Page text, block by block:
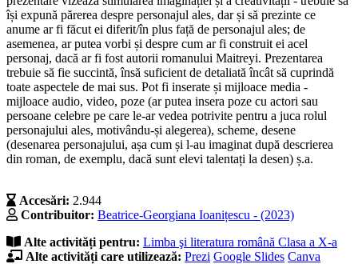
își expună părerea despre personajul ales, dar și să prezinte ce
anume ar fi făcut ei diferit/în plus față de personajul ales; de
asemenea, ar putea vorbi și despre cum ar fi construit ei acel
personaj, dacă ar fi fost autorii romanului Maitreyi. Prezentarea
trebuie să fie succintă, însă suficient de detaliată încât să cuprindă
toate aspectele de mai sus. Pot fi inserate și mijloace media -
mijloace audio, video, poze (ar putea insera poze cu actori sau
persoane celebre pe care le-ar vedea potrivite pentru a juca rolul
personajului ales, motivându-și alegerea), scheme, desene
(desenarea personajului, așa cum și l-au imaginat după descrierea
din roman, de exemplu, dacă sunt elevi talentați la desen) ș.a.
Accesări: 2.944
Contribuitor: Beatrice-Georgiana Ioanițescu - (2023)
Alte activități pentru: Limba şi literatura română Clasa a X-a
Alte activități care utilizează: Prezi Google Slides Canva